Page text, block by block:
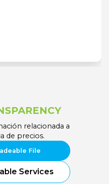
relacionada a
de precios.
File
Services